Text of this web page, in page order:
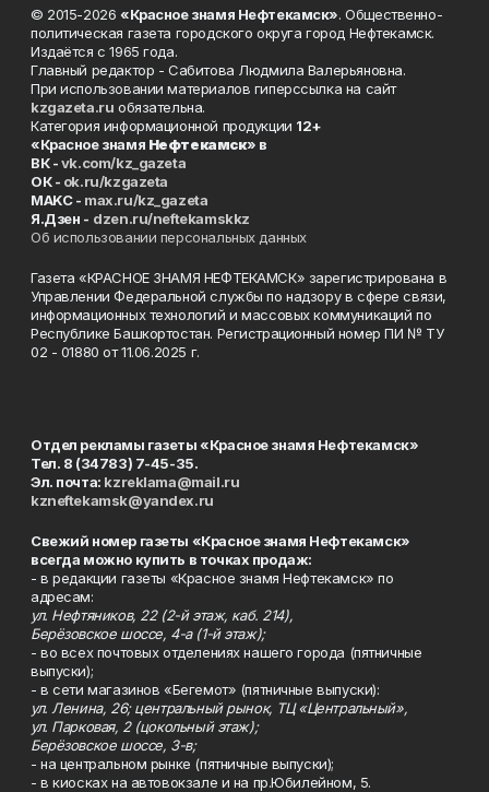
© 2015-2026 «Красное знамя Нефтекамск». Общественно-
политическая газета городского округа город Нефтекамск.
Издаётся с 1965 года.
Главный редактор - Сабитова Людмила Валерьяновна.
При использовании материалов гиперссылка на сайт
kzgazeta.ru обязательна.
Категория информационной продукции 12+
«Красное знамя Нефтекамск» в
ВК -vk.com/kz_gazeta
ОК - ok.ru/kzgazeta
MAKC - max.ru/kz_gazeta
Я.Дзен - dzen.ru/neftekamskkz
Об использовании персональных данных
Газета «КРАСНОЕ ЗНАМЯ НЕФТЕКАМСК» зарегистрирована в
Управлении Федеральной службы по надзору в сфере связи,
информационных технологий и массовых коммуникаций по
Республике Башкортостан. Регистрационный номер ПИ № ТУ
02 - 01880 от 11.06.2025 г.
Отдел рекламы газеты «Красное знамя Нефтекамск»
Тел. 8 (34783) 7-45-35.
Эл. почта: kzreklama@mail.ru
kzneftekamsk@yandex.ru
Свежий номер газеты «Красное знамя Нефтекамск»
всегда можно купить в точках продаж:
- в редакции газеты «Красное знамя Нефтекамск» по
адресам:
ул. Нефтяников, 22 (2-й этаж, каб. 214),
Берёзовское шоссе, 4-а (1-й этаж);
- во всех почтовых отделениях нашего города (пятничные
выпуски);
- в сети магазинов «Бегемот» (пятничные выпуски):
ул. Ленина, 26; центральный рынок, ТЦ «Центральный»,
ул. Парковая, 2 (цокольный этаж);
Берёзовское шоссе, 3-в;
- на центральном рынке (пятничные выпуски);
- в киосках на автовокзале и на пр.Юбилейном, 5.